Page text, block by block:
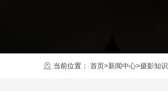
当前位置： 首页>新闻中心>摄影知识